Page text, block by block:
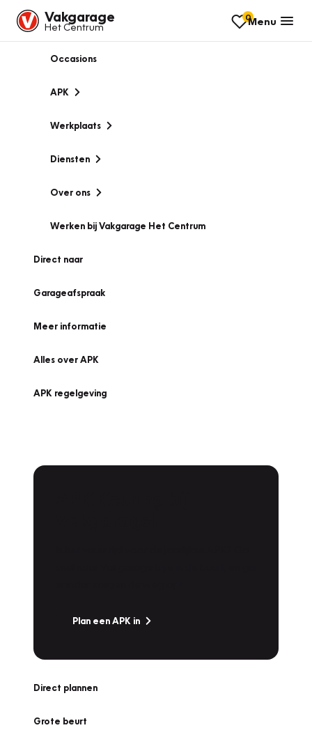
Vakgarage
Het Centrum
0Menu
Occasions
APK
Werkplaats
Diensten
Over ons
Werken bij Vakgarage Het Centrum
Direct naar
Garageafspraak
Meer informatie
Alles over APK
APK regelgeving
Plan een APK in
Direct plannen
Grote beurt